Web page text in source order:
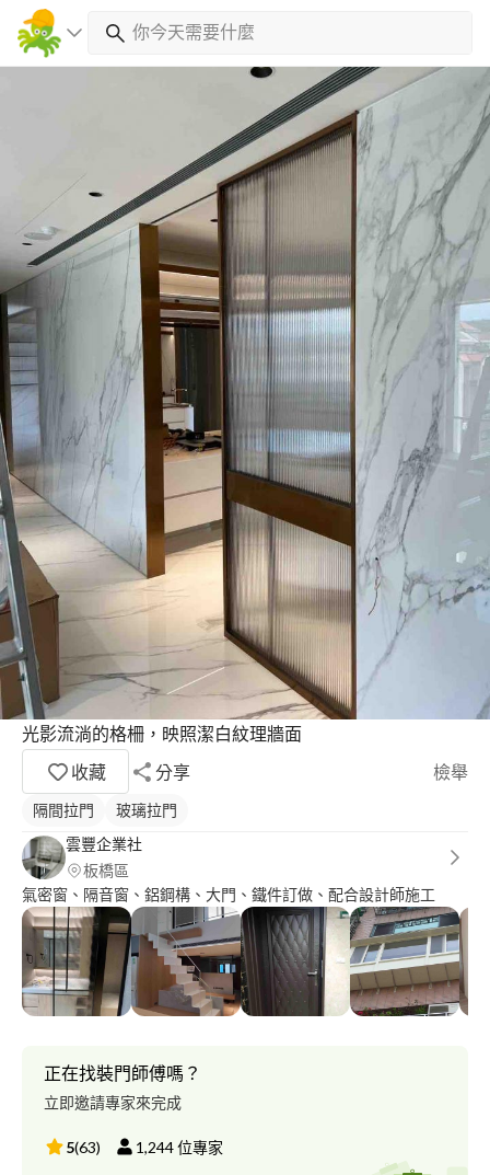
光影流淌的格柵，映照潔白紋理牆面
收藏
分享 檢舉
隔間拉門
玻璃拉門
雲豐企業社
板橋區
氣密窗、隔音窗、鋁鋼構、大門、鐵件訂做、配合設計師施工
正在找裝門師傅嗎？
立即邀請專家來完成
5(63) 1,244位專家